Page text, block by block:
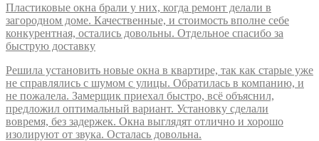
Пластиковые окна брали у них, когда ремонт делали в
загородном доме. Качественные, и стоимость вполне себе
конкурентная, остались довольны. Отдельное спасибо за
быструю доставку
Решила установить новые окна в квартире, так как старые уже
не справлялись с шумом с улицы. Обратилась в компанию, и
не пожалела. Замерщик приехал быстро, всё объяснил,
предложил оптимальный вариант. Установку сделали
вовремя, без задержек. Окна выглядят отлично и хорошо
изолируют от звука. Осталась довольна.